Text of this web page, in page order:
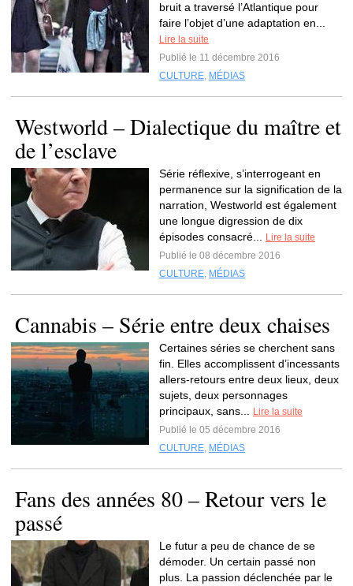
bruit a traversé l’Atlantique pour
faire l’objet d’une adaptation en...
Lire la suite
Publié le 11 décembre 2016
CULTURE, MÉDIAS
Westworld – Dialectique du maître et
de l’esclave
Série réflexive, s’interrogeant en
permanence sur la signification de la
narration, Westworld est également
une longue digression de dix
épisodes consacré...
Lire la suite
Publié le 08 décembre 2016
CULTURE, MÉDIAS
Cannabis – Série entre deux chaises
Certaines séries se cherchent sans
fin. Elles accomplissent d’incessants
allers-retours entre deux lieux, deux
sujets, deux personnages
principaux, sans...
Lire la suite
Publié le 05 décembre 2016
CULTURE, MÉDIAS
Fans des années 80 – Retour vers le
passé
Le futur a peu de chance de se
démoder. Un certain passé non
plus. La passion déclenchée par le